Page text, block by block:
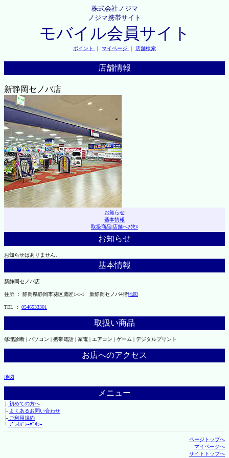
株式会社ノジマ
ノジマ携帯サイト
モバイル会員サイト
ポイント ｜ マイページ ｜ 店舗検索
店舗情報
新静岡セノバ店
お知らせ
基本情報
取扱商品|店舗へｱｸｾｽ
お知らせ
お知らせはありません。
基本情報
新静岡セノバ店
住所 ： 静岡県静岡市葵区鷹匠1-1-1 新静岡セノバ4階地図
TEL ： 0546533301
取扱い商品
修理診断 | パソコン | 携帯電話 | 家電 | エアコン | ゲーム | デジタルプリント
お店へのアクセス
地図
メニュー
├初めての方へ
├ よくあるお問い合わせ
├ご利用規約
└ﾌﾟﾗｲﾊﾞｼｰﾎﾟﾘｼｰ
ページトップへ
マイページへ
サイトトップへ